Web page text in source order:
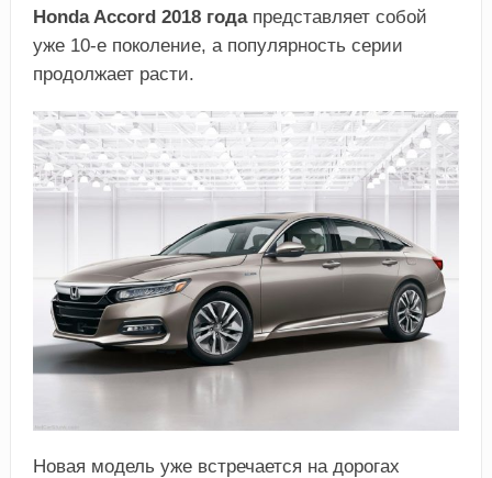
Honda Accord 2018 годапредставляет собой
уже 10-е поколение, а популярность серии
продолжает расти.
Новая модель уже встречается на дорогах